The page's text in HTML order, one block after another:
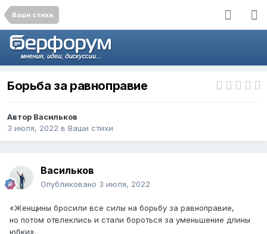
Ваши стихи
Борьба за равноправие
Автор Васильков
3 июля, 2022 в Ваши стихи
Васильков
Опубликовано 3 июля, 2022
«Женщины бросили все силы на борьбу за равноправие,
но потом отвлеклись и стали бороться за уменьшение длины
юбки».